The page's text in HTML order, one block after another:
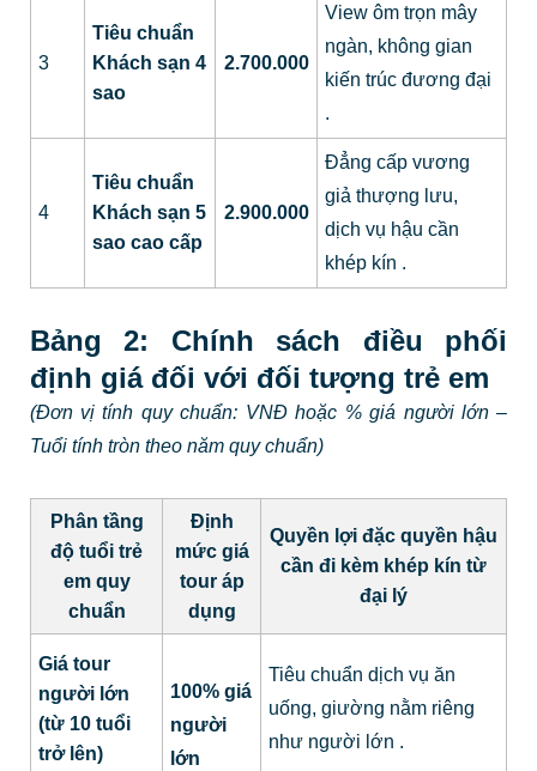
3
Tiêu chuẩn
Khách sạn 4
sao
2.700.000
View ôm trọn mây
ngàn, không gian
kiến trúc đương đại
.
4
Tiêu chuẩn
Khách sạn 5
sao cao cấp
2.900.000
Đẳng cấp vương
giả thượng lưu,
dịch vụ hậu cần
khép kín .
Bảng 2: Chính sách điều phối
định giá đối với đối tượng trẻ em
(Đơn vị tính quy chuẩn: VNĐ hoặc % giá người lớn –
Tuổi tính tròn theo năm quy chuẩn)
Phân tầng
độ tuổi trẻ
em quy
chuẩn
Định
mức giá
tour áp
dụng
Quyền lợi đặc quyền hậu
cần đi kèm khép kín từ
đại lý
Giá tour
người lớn
(từ 10 tuổi
trở lên)
100% giá
người
lớn
Tiêu chuẩn dịch vụ ăn
uống, giường nằm riêng
như người lớn .